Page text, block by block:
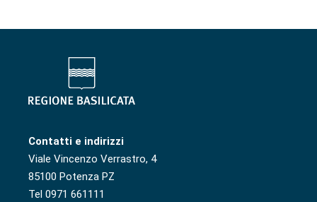
Contatti e indirizzi
Viale Vincenzo Verrastro, 4
85100 Potenza PZ
Tel 0971 661111